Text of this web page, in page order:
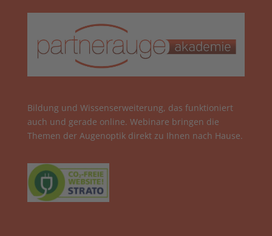
Bildung und Wissenserweiterung, das funktioniert
auch und gerade online. Webinare bringen die
Themen der Augenoptik direkt zu Ihnen nach Hause.